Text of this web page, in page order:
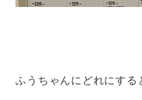
ふうちゃんにどれにする